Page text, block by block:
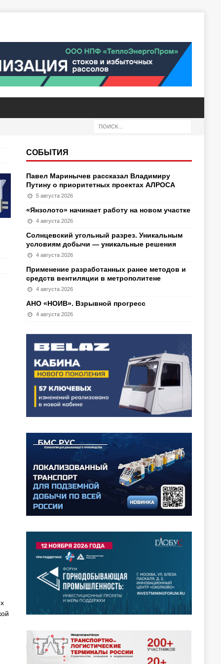
СОБЫТИЯ
Павел Маринычев рассказал Владимиру
Путину о приоритетных проектах АЛРОСА
5 августа 2026
«Янзолото» начинает работу на новом участке
4 августа 2026
Солнцевский угольный разрез. Уникальным
условиям добычи — уникальные решения
4 августа 2026
Применение разработанных ранее методов и
средств вентиляции в метрополитене
4 августа 2026
АНО «НОИВ». Взрывной прогресс
4 августа 2026